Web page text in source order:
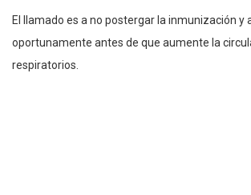
El llamado es a no postergar la inmunización y
oportunamente antes de que aumente la
respiratorios.